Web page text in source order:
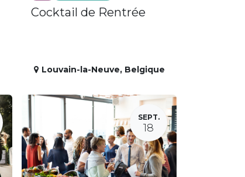
Cocktail de Rentrée
Louvain-la-Neuve, Belgique
SEPT.
18